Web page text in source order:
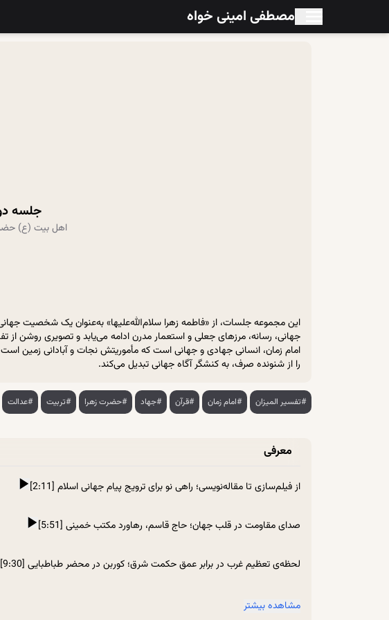
مصطفی امینی خواه
جلسه
اهل بیت (ع)
این مجموعه جلسات، از «فاطمه زهرا سلام‌الله‌علیها» به‌عنوان یک شخصیت
جهانی، رسانه، مرزهای جعلی و استعمار مدرن ادامه می‌یابد و تصویری روشن
امام زمان، انسانی جهادی و جهانی است که مأموریتش نجات و آبادانی زمین
را از شنونده صرف، به کنشگر آگاه جهانی تبدیل می‌کند.
#تفسیر المیزان #امام زمان #قرآن #جهاد #حضرت زهرا #تربیت #عدالت
معرفی
از فیلم‌سازی تا مقاله‌نویسی؛ راهی نو برای ترویج پیام جهانی اسلام [2:11]
صدای مقاومت در قلب جهان؛ حاج قاسم، رهاورد مکتب خمینی [5:51]
لحظه‌ی تعظیم غرب در برابر عمق حکمت شرق؛ کوربن در محضر طباطبایی [9:30]
المیزان در قلب اندونزی؛ اثری که فراتر از مرزها طنین انداخت [12:45]
مشاهده بیشتر